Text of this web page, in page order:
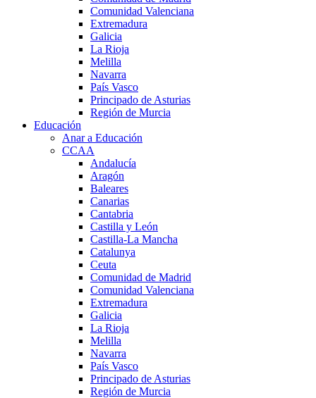
Comunidad Valenciana
Extremadura
Galicia
La Rioja
Melilla
Navarra
País Vasco
Principado de Asturias
Región de Murcia
Educación
Anar a Educación
CCAA
Andalucía
Aragón
Baleares
Canarias
Cantabria
Castilla y León
Castilla-La Mancha
Catalunya
Ceuta
Comunidad de Madrid
Comunidad Valenciana
Extremadura
Galicia
La Rioja
Melilla
Navarra
País Vasco
Principado de Asturias
Región de Murcia